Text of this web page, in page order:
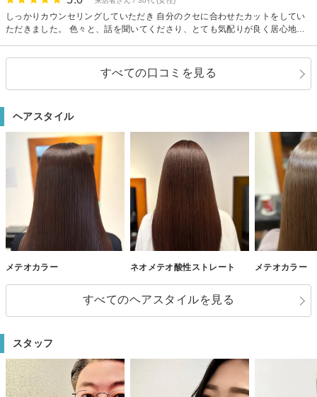
しっかりカウンセリングしていただき 自分のクセに合わせたカットをしてい
ただきました。 色々と、話を聞いてくださり、とても気配りが良く居心地も
すべての口コミを見る
ヘアスタイル
メテオカラー ネオメテオ酸性ストレート メテオカラー
すべてのヘアスタイルを見る
スタッフ